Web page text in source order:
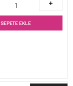
SEPETE EKLE